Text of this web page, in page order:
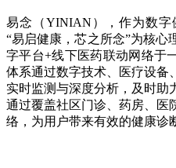
易念（YINIAN），作为数字
“易启健康，芯之所念”为核心
字平台+线下医药联动网络于
体系通过数字技术、医疗设备
实时监测与深度分析，及时助
通过覆盖社区门诊、药房、医
络，为用户带来有效的健康诊